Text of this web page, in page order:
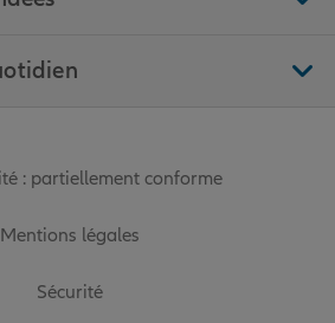
: partiellement conforme
Mentions légales
Sécurité